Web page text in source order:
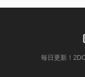
毎日更新！